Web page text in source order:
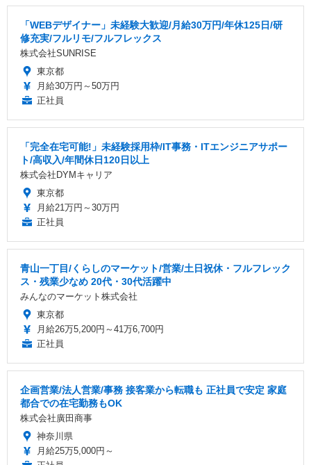
「WEBデザイナー」未経験大歓迎/月給30万円/年休125日/研
修充実/フルリモ/フルフレックス
株式会社SUNRISE
東京都
月給30万円～50万円
正社員
「完全在宅可能!」未経験採用枠/IT事務・ITエンジニアサポー
ト/高収入/年間休日120日以上
株式会社DYMキャリア
東京都
月給21万円～30万円
正社員
青山一丁目/くらしのマーケット/営業/土日祝休・フルフレック
ス・残業少なめ 20代・30代活躍中
みんなのマーケット株式会社
東京都
月給26万5,200円～41万6,700円
正社員
企画営業/法人営業/事務 接客業から転職も 正社員で安定 家庭
都合での在宅勤務もOK
株式会社廣田商事
神奈川県
月給25万5,000円～